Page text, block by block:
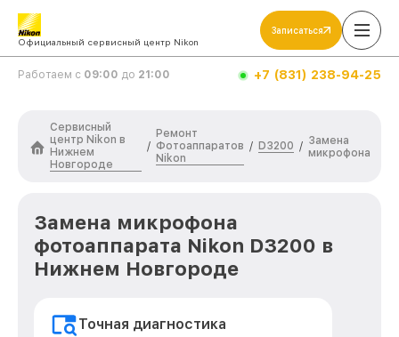
Официальный сервисный центр Nikon
Записаться
Работаем с 09:00 до 21:00 +7 (831) 238-94-25
Сервисный
центр Nikon в
Нижнем
Новгороде
/
Ремонт
Фотоаппаратов
Nikon
/ D3200 / Замена
микрофона
Замена микрофона
фотоаппарата Nikon D3200 в
Нижнем Новгороде
Точная диагностика